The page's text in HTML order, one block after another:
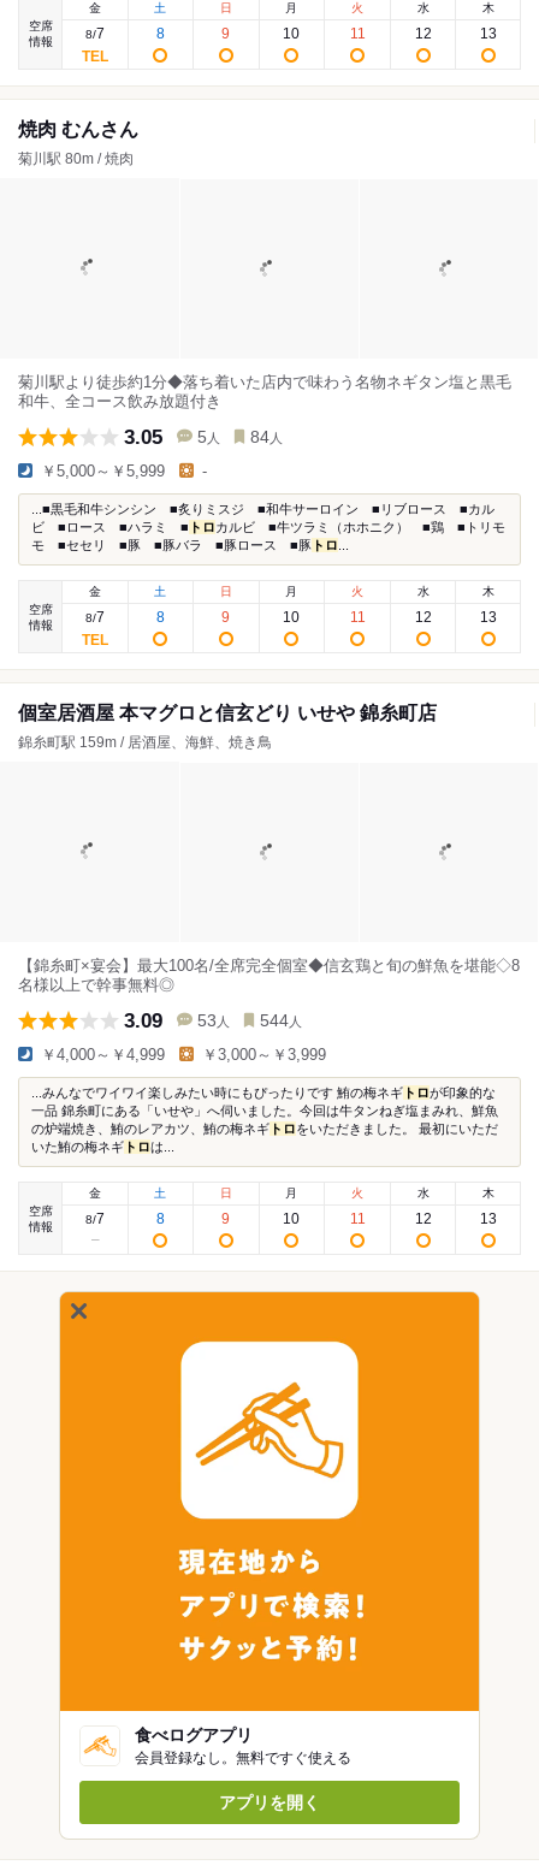
空席
情報
金
8/7
土
8
日
9
月
10
火
11
水
12
木
13
焼肉 むんさん
菊川駅 80m / 焼肉
菊川駅より徒歩約1分◆落ち着いた店内で味わう名物ネギタン塩と黒毛
和牛、全コース飲み放題付き
3.05 5 人 84 人
￥5,000～￥5,999 -
...■黒毛和牛シンシン ■炙りミスジ ■和牛サーロイン ■リブロース ■カル
ビ ■ロース ■ハラミ ■ トロカルビ ■牛ツラミ（ホホニク） ■鶏 ■トリモ
モ ■セセリ ■豚 ■豚バラ ■豚ロース ■豚 トロ
空席
情報
金
8/7
土
8
日
9
月
10
火
11
水
12
木
13
個室居酒屋 本マグロと信玄どり いせや 錦糸町店
錦糸町駅 159m / 居酒屋、海鮮、焼き鳥
【錦糸町×宴会】最大100名/全席完全個室◆信玄鶏と旬の鮮魚を堪能◇8
名様以上で幹事無料◎
3.09 53 人 544 人
￥4,000～￥4,999 ￥3,000～￥3,999
...みんなでワイワイ楽しみたい時にもぴったりです 鮪の梅ネギ トロが印象的な
一品 錦糸町にある「いせや」へ伺いました。今回は牛タンねぎ塩まみれ、鮮魚
の炉端焼き、鮪のレアカツ、鮪の梅ネギ トロをいただきました。 最初にいただ
いた鮪の梅ネギ トロは...
空席
情報
金
8/7
土
8
日
9
月
10
火
11
水
12
木
13
食べログアプリ
会員登録なし。無料ですぐ使える
アプリを開く